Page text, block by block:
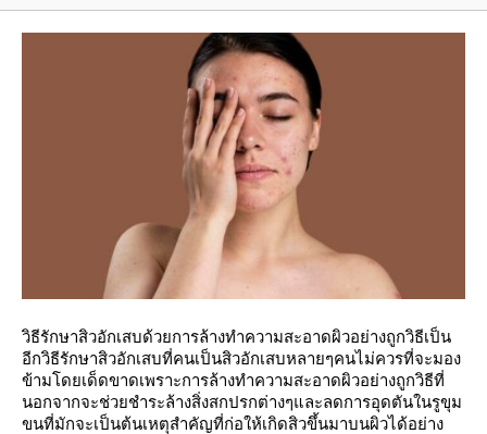
วิธีรักษาสิวอักเสบด้วยการล้างทำความสะอาดผิวอย่างถูกวิธีเป็น
อีกวิธีรักษาสิวอักเสบที่คนเป็นสิวอักเสบหลายๆคนไม่ควรที่จะมอง
ข้ามโดยเด็ดขาดเพราะการล้างทำความสะอาดผิวอย่างถูกวิธีที่
นอกจากจะช่วยชำระล้างสิ่งสกปรกต่างๆและลดการอุดตันในรูขุม
ขนที่มักจะเป็นต้นเหตุสำคัญที่ก่อให้เกิดสิวขึ้นมาบนผิวได้อย่าง